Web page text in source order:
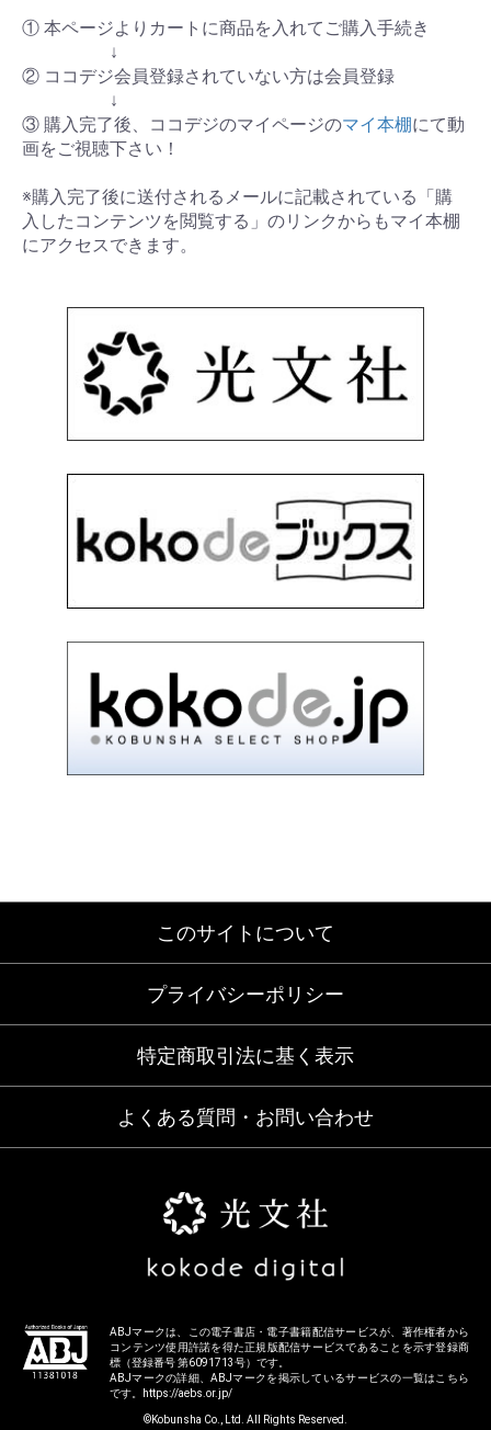
① 本ページよりカートに商品を入れてご購入手続き
↓
② ココデジ会員登録されていない方は会員登録
↓
③ 購入完了後、ココデジのマイページのマイ本棚にて動
画をご視聴下さい！
※購入完了後に送付されるメールに記載されている「購
入したコンテンツを閲覧する」のリンクからもマイ本棚
にアクセスできます。
このサイトについて
プライバシーポリシー
特定商取引法に基く表示
よくある質問・お問い合わせ
ABJマークは、この電子書店・電子書籍配信サービスが、著作権者から
コンテンツ使用許諾を得た正規版配信サービスであることを示す登録商
標（登録番号 第6091713号）です。
ABJマークの詳細、ABJマークを掲示しているサービスの一覧はこちら
です。
https://aebs.or.jp/
©Kobunsha Co., Ltd. All Rights Reserved.